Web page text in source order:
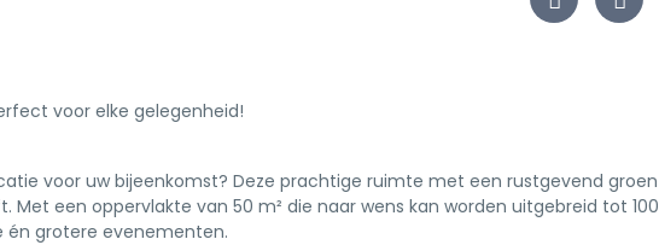
voor elke gelegenheid!
voor uw bijeenkomst? Deze prachtige ruimte met een rustgevend groen
een oppervlakte van 50 m² die naar wens kan worden uitgebreid tot 100
én grotere evenementen.